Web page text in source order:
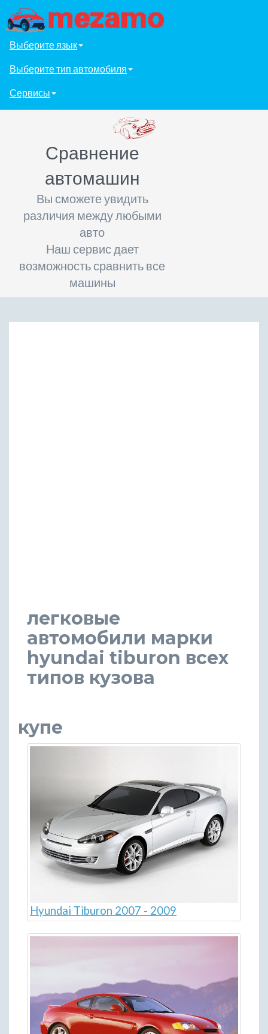
Выберите язык
Выберите тип автомобиля
Сервисы
Сравнение
автомашин
Вы сможете увидить
различия между любыми
авто
Наш сервис дает
возможность сравнить все
машины
легковые
автомобили марки
hyundai tiburon всех
типов кузова
купе
Hyundai Tiburon 2007 - 2009